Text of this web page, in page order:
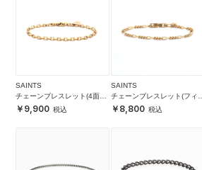
SAINTS
チェーンブレスレット(4面カ
ットキヘイ)
9,900
SAINTS
チェーンブレスレット(フィガ
ロ)8,800